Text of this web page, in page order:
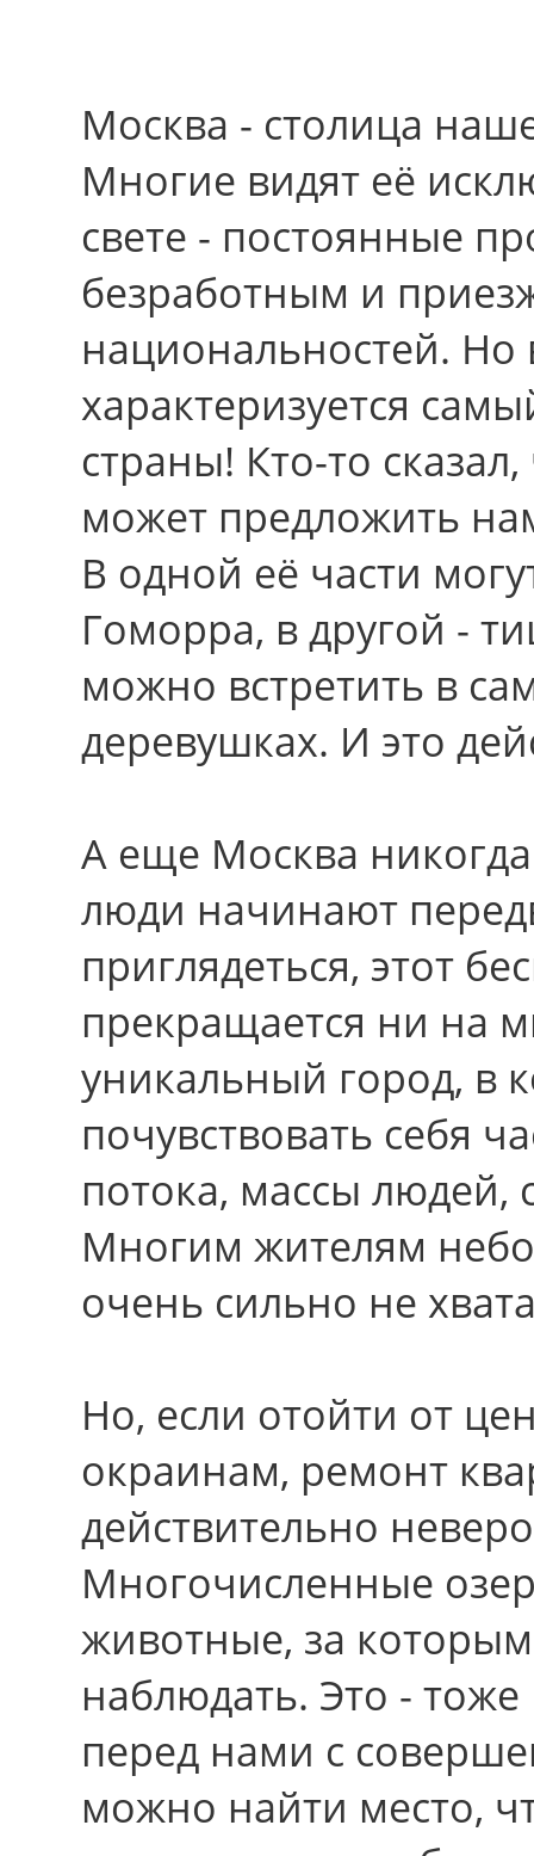
Москва - столица
Многие видят её
свете - постоянные
безработным и
национальностей. Но
характеризуется
страны! Кто-то
может предложить
В одной её части
Гоморра, в другой -
можно встретить в
деревушках. И это
А еще Москва
люди начинают
приглядеться, этот
прекращается ни на
уникальный город, в
почувствовать себя
потока, массы
Многим жителям
очень сильно не
Но, если отойти от
окраинам, ремонт
действительно
Многочисленные
животные, за
наблюдать. Это -
перед нами с
можно найти место,